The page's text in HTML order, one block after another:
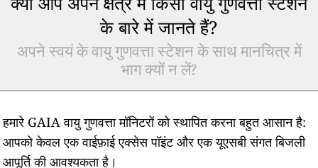
के बारे में जानते हैं?
अपने स्वयं के वायु गुणवत्ता स्टेशन के साथ मानचित्र में
भाग क्यों न लें?
हमारे GAIA वायु गुणवत्ता मॉनिटरों को स्थापित करना बहुत आसान है:
आपको केवल एक वाईफ़ाई एक्सेस पॉइंट और एक यूएसबी संगत बिजली
आपूर्ति की आवश्यकता है।